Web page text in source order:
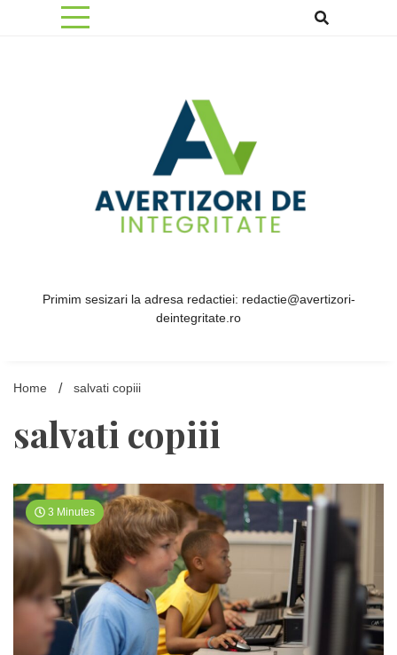
Primim sesizari la adresa redactiei: redactie@avertizori-
deintegritate.ro
Home salvati copiii
salvati copiii
3 Minutes